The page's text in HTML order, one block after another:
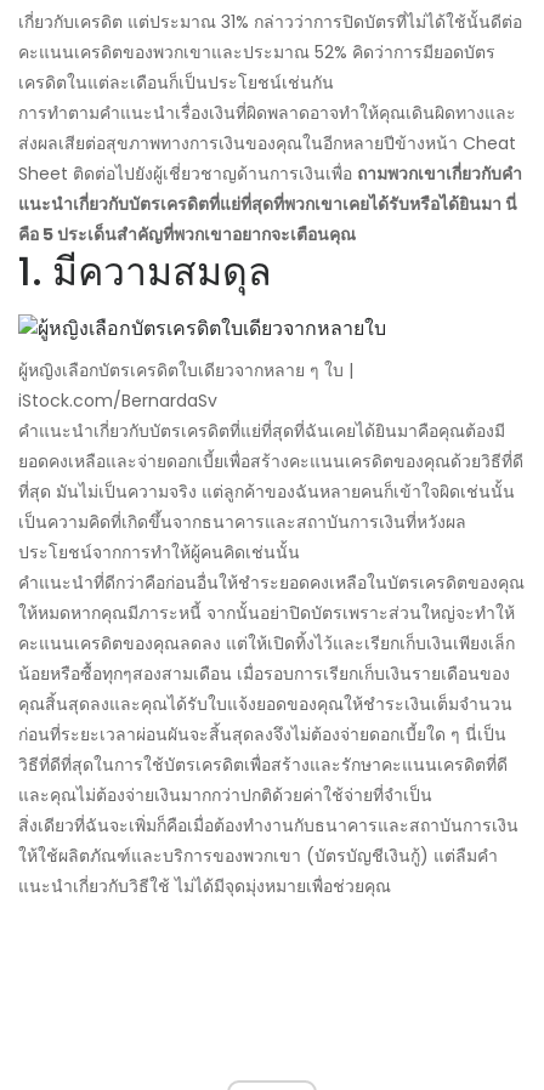
เกี่ยวกับเครดิต แต่ประมาณ 31% กล่าวว่าการปิดบัตรที่ไม่ได้ใช้นั้นดีต่อ
คะแนนเครดิตของพวกเขาและประมาณ 52% คิดว่าการมียอดบัตร
เครดิตในแต่ละเดือนก็เป็นประโยชน์เช่นกัน
การทำตามคำแนะนำเรื่องเงินที่ผิดพลาดอาจทำให้คุณเดินผิดทางและ
ส่งผลเสียต่อสุขภาพทางการเงินของคุณในอีกหลายปีข้างหน้า Cheat
Sheet ติดต่อไปยังผู้เชี่ยวชาญด้านการเงินเพื่อ ถามพวกเขาเกี่ยวกับคำ
แนะนำเกี่ยวกับบัตรเครดิตที่แย่ที่สุดที่พวกเขาเคยได้รับหรือได้ยินมา นี่
คือ 5 ประเด็นสำคัญที่พวกเขาอยากจะเตือนคุณ
1. มีความสมดุล
ผู้หญิงเลือกบัตรเครดิตใบเดียวจากหลาย ๆ ใบ |
iStock.com/BernardaSv
คำแนะนำเกี่ยวกับบัตรเครดิตที่แย่ที่สุดที่ฉันเคยได้ยินมาคือคุณต้องมี
ยอดคงเหลือและจ่ายดอกเบี้ยเพื่อสร้างคะแนนเครดิตของคุณด้วยวิธีที่ดี
ที่สุด มันไม่เป็นความจริง แต่ลูกค้าของฉันหลายคนก็เข้าใจผิดเช่นนั้น
เป็นความคิดที่เกิดขึ้นจากธนาคารและสถาบันการเงินที่หวังผล
ประโยชน์จากการทำให้ผู้คนคิดเช่นนั้น
คำแนะนำที่ดีกว่าคือก่อนอื่นให้ชำระยอดคงเหลือในบัตรเครดิตของคุณ
ให้หมดหากคุณมีภาระหนี้ จากนั้นอย่าปิดบัตรเพราะส่วนใหญ่จะทำให้
คะแนนเครดิตของคุณลดลง แต่ให้เปิดทิ้งไว้และเรียกเก็บเงินเพียงเล็ก
น้อยหรือซื้อทุกๆสองสามเดือน เมื่อรอบการเรียกเก็บเงินรายเดือนของ
คุณสิ้นสุดลงและคุณได้รับใบแจ้งยอดของคุณให้ชำระเงินเต็มจำนวน
ก่อนที่ระยะเวลาผ่อนผันจะสิ้นสุดลงจึงไม่ต้องจ่ายดอกเบี้ยใด ๆ นี่เป็น
วิธีที่ดีที่สุดในการใช้บัตรเครดิตเพื่อสร้างและรักษาคะแนนเครดิตที่ดี
และคุณไม่ต้องจ่ายเงินมากกว่าปกติด้วยค่าใช้จ่ายที่จำเป็น
สิ่งเดียวที่ฉันจะเพิ่มก็คือเมื่อต้องทำงานกับธนาคารและสถาบันการเงิน
ให้ใช้ผลิตภัณฑ์และบริการของพวกเขา (บัตรบัญชีเงินกู้) แต่ลืมคำ
แนะนำเกี่ยวกับวิธีใช้ ไม่ได้มีจุดมุ่งหมายเพื่อช่วยคุณ